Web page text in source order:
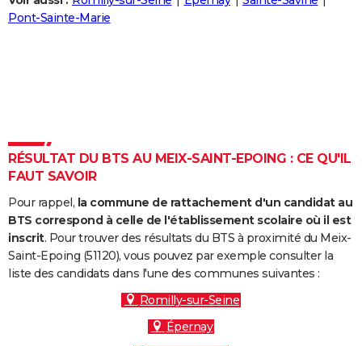
Destinations
City break
Voyage nature
Voyage de noces
Forum
Climat
+
PHOTO
Carte de Noël
Carte Bonne année
Carte Saint-Valentin
Carte Pâques
Carte d'anniversaire
DICTIONNAIRE
Dictionnaire
Biographies
Citations
Expressions
Proverbes
PROGRAMME TV
COPAINS D'AVANT
S'inscrire
Se connecter
Lycées
Collèges
Primaires
Universités
Entreprises
Service militaire
Avis de recherche
AVIS DE DÉCÈS
FORUM
Pont-Sainte-Marie
RÉSULTAT DU BTS AU MEIX-SAINT-EPOING : CE QU'IL
FAUT SAVOIR
Pour rappel, la commune de rattachement d'un candidat au
BTS correspond à celle de l'établissement scolaire où il est
inscrit. Pour trouver des résultats du BTS à proximité du Meix-
Saint-Epoing (51120), vous pouvez par exemple consulter la
liste des candidats dans l'une des communes suivantes :
Romilly-sur-Seine
Épernay